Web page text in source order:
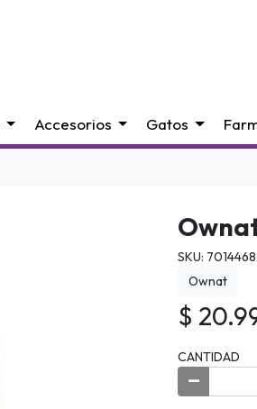
Accesorios Gatos
SKU:
Ownat
$
CANTIDAD